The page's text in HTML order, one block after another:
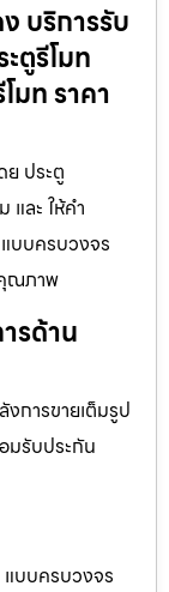
บริการรับ
ตูรีโมท
มท ราคา
ย ประตู
และ ให้คำ
บบครบวงจร
ณภาพ
รด้าน
การขายเต็มรูป
มรับประกัน
บบครบวงจร